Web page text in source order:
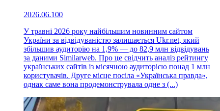
2026.06.100
У травні 2026 року найбільшим новинним сайтом
України за відвідуваністю залишається Ukr.net, який
збільшив аудиторію на 1,9% — до 82,9 млн відвідувань
за даними Similarweb. Про це свідчить аналіз рейтингу
українських сайтів із місячною аудиторією понад 1 млн
користувачів. Друге місце посіла «Українська правда»,
однак саме вона продемонструвала одне з (...)